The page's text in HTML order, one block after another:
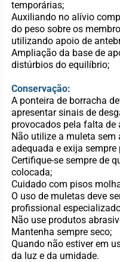
temporárias;
Auxiliando no alívio
do peso sobre os
utilizando apoio de
Ampliação da base de
distúrbios do equilíbrio;
Conservação:
A ponteira de borracha
apresentar sinais de
provocados pela falta de
Não utilize a muleta sem
adequada e exija
Certifique-se sempre de
colocada;
Cuidado com pisos
O uso de muletas deve
profissional
Não use produtos
Mantenha sempre seco;
Quando não estiver em
da luz e da umidade.